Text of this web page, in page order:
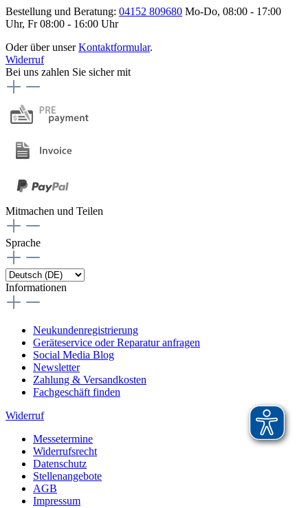
Bestellung und Beratung: 04152 809680 Mo-Do, 08:00 - 17:00
Uhr, Fr 08:00 - 16:00 Uhr
Oder über unserKontaktformular.
Widerruf
Bei uns zahlen Sie sicher mit
Mitmachen und Teilen
Sprache
Informationen
Neukundenregistrierung
Geräteservice oder Reparatur anfragen
Social Media Blog
Newsletter
Zahlung & Versandkosten
Fachgeschäft finden
Widerruf
Messetermine
Widerrufsrecht
Datenschutz
Stellenangebote
AGB
Impressum